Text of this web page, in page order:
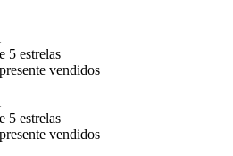
5 estrelas
vendidos
5 estrelas
vendidos